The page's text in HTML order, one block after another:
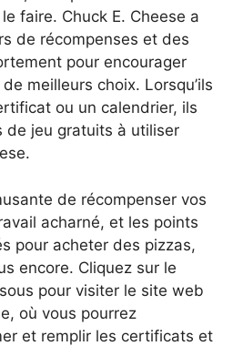
faire. Chuck E. Cheese a
de récompenses et des
pour encourager
meilleurs choix. Lorsqu’ils
ou un calendrier, ils
de jeu gratuits à utiliser
de récompenser vos
acharné, et les points
pour acheter des pizzas,
encore. Cliquez sur le
pour visiter le site web
où vous pourrez
et remplir les certificats et